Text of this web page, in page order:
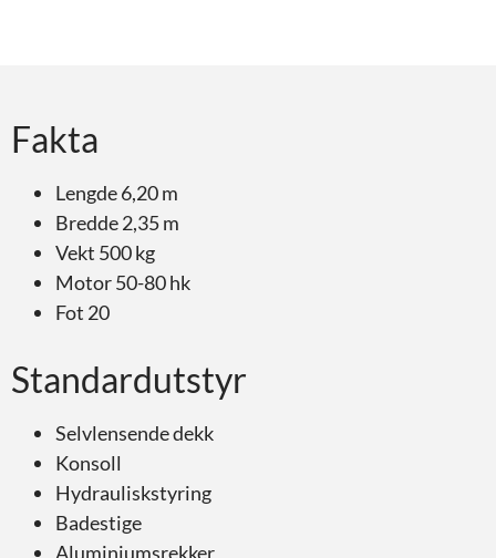
Fakta
Lengde 6,20 m
Bredde 2,35 m
Vekt 500 kg
Motor 50-80 hk
Fot 20
Standardutstyr
Selvlensende dekk
Konsoll
Hydrauliskstyring
Badestige
Aluminiumsrekker